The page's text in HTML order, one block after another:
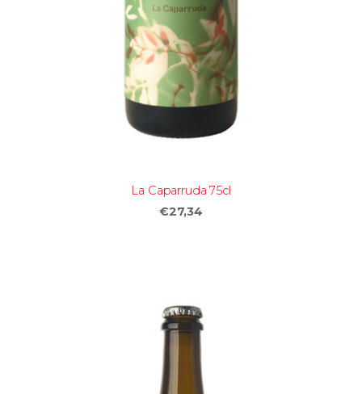
La Caparruda 75cl
€27,34